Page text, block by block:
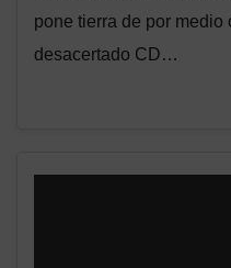
pone tierra de por
desacertado CD…